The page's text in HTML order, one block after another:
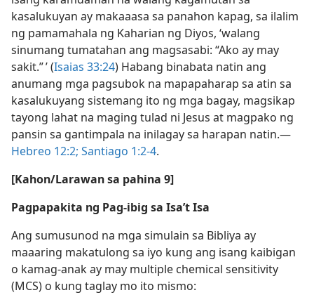
kasalukuyan ay makaaasa sa panahon kapag, sa ilalim
ng pamamahala ng Kaharian ng Diyos, ‘walang
sinumang tumatahan ang magsasabi: “Ako ay may
sakit.” ’ (Isaias 33:24) Habang binabata natin ang
anumang mga pagsubok na mapapaharap sa atin sa
kasalukuyang sistemang ito ng mga bagay, magsikap
tayong lahat na maging tulad ni Jesus at magpako ng
pansin sa gantimpala na inilagay sa harapan natin.​—
Hebreo 12:2; Santiago 1:2-4.
[Kahon/Larawan sa pahina 9]
Pagpapakita ng Pag-ibig sa Isa’t Isa
Ang sumusunod na mga simulain sa Bibliya ay
maaaring makatulong sa iyo kung ang isang kaibigan
o kamag-anak ay may multiple chemical sensitivity
(MCS) o kung taglay mo ito mismo: